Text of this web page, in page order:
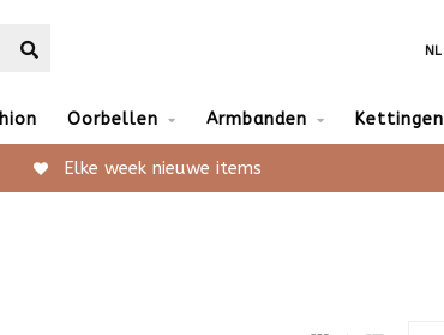
NL
Oorbellen Armbanden Kettingen
Elke week nieuwe items